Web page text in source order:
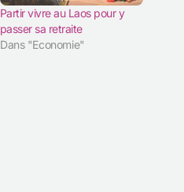
Partir vivre au Laos pour y
passer sa retraite
Dans "Economie"